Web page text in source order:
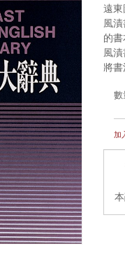
遠
風
的書
風
將
數
加